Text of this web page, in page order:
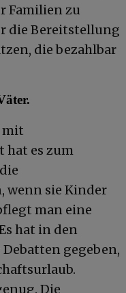
Familien zu
die Bereitstellung
die bezahlbar
mit
hat es zum
wenn sie Kinder
man eine
hat in den
gegeben,
Die